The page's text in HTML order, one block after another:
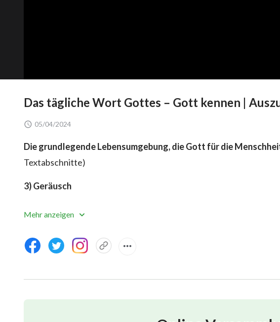
Das tägliche Wort Gottes – Gott kennen |
05/04/2024
Die grundlegende Lebensumgebung, die Gott für die
Textabschnitte)
3) Geräusch
Die dritte Sache ist Geräusch. Dies ist auch etwas, womit eine
damit um. Das ist etwas sehr Wichtiges für Gott und auch für das
Gott die Frage des Geräusches nicht so gut gehandhabt hätte,
Umgebung nicht hätte überleben können. Man kann auch sagen,
Mehr anzeigen